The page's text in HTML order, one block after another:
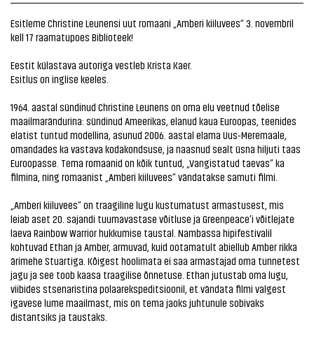
Esitleme Christine Leunensi uut romaani „Amberi kiiluvees“ 3. novembril
kell 17 raamatupoes Biblioteek!
Eestit külastava autoriga vestleb Krista Kaer.
Esitlus on inglise keeles.
1964. aastal sündinud Christine Leunens on oma elu veetnud tõelise
maailmarändurina: sündinud Ameerikas, elanud kaua Euroopas, teenides
elatist tuntud modellina, asunud 2006. aastal elama Uus-Meremaale,
omandades ka vastava kodakondsuse, ja naasnud sealt üsna hiljuti taas
Euroopasse. Tema romaanid on kõik tuntud, „Vangistatud taevas” ka
filmina, ning romaanist „Amberi kiiluvees” vändatakse samuti filmi.
„Amberi kiiluvees” on traagiline lugu kustumatust armastusest, mis
leiab aset 20. sajandi tuumavastase võitluse ja Greenpeace’i võitlejate
laeva Rainbow Warrior hukkumise taustal. Nambassa hipifestivalil
kohtuvad Ethan ja Amber, armuvad, kuid ootamatult abiellub Amber rikka
ärimehe Stuartiga. Kõigest hoolimata ei saa armastajad oma tunnetest
jagu ja see toob kaasa traagilise õnnetuse. Ethan jutustab oma lugu,
viibides stsenaristina polaarekspeditsioonil, et vändata filmi valgest
igavese lume maailmast, mis on tema jaoks juhtunule sobivaks
distantsiks ja taustaks.